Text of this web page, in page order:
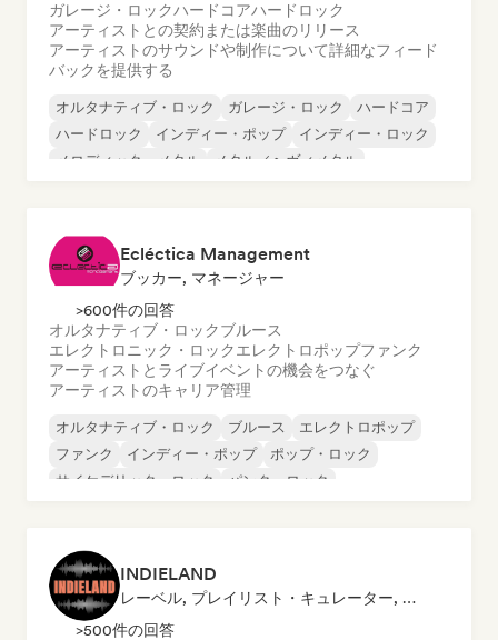
ガレージ・ロックハードコアハードロック
アーティストとの契約または楽曲のリリース
アーティストのサウンドや制作について詳細なフィード
バックを提供する
オルタナティブ・ロック ガレージ・ロック
ハードコア
ハードロック
インディー・ポップ
インディー・ロック
メロディック・メタル
メタル／ヘヴィメタル
Ecléctica Management
ブッカー, マネージャー
>600件の回答
オルタナティブ・ロックブルース
エレクトロニック・ロックエレクトロポップファンク
アーティストとライブイベントの機会をつなぐ
アーティストのキャリア管理
オルタナティブ・ロック ブルース
エレクトロポップ
ファンク
インディー・ポップ
ポップ・ロック
サイケデリック・ロック
パンク・ロック
INDIELAND
レーベル, プレイリスト・キュレーター, 発行者
>500件の回答